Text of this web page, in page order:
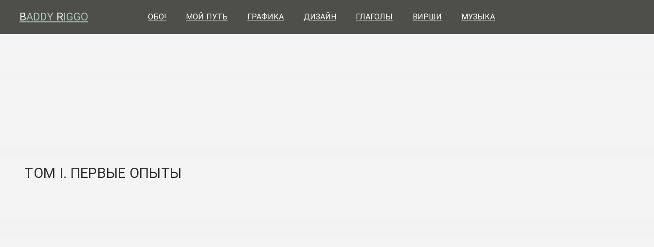
BADDY RIGGO ОБО! МОЙ ПУТЬ ГРАФИКА ДИЗАЙН ГЛАГОЛЫ ВИРШИ МУЗЫКА
ТОМ I. ПЕРВЫЕ ОПЫТЫ